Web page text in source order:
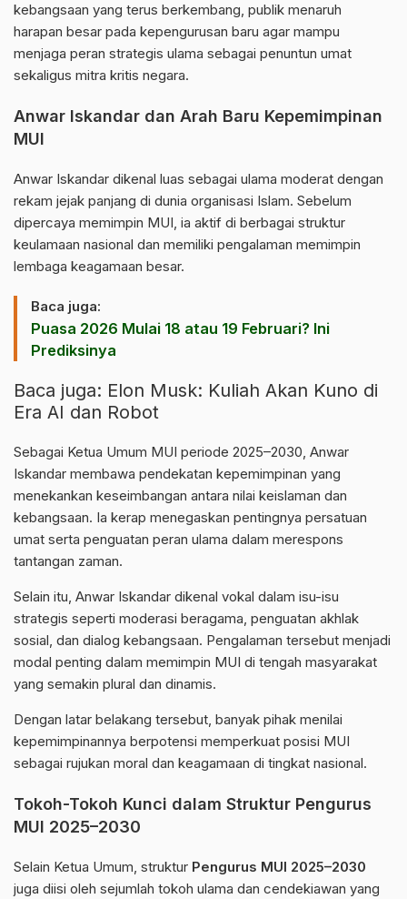
kebangsaan yang terus berkembang, publik menaruh
harapan besar pada kepengurusan baru agar mampu
menjaga peran strategis ulama sebagai penuntun umat
sekaligus mitra kritis negara.
Anwar Iskandar dan Arah Baru Kepemimpinan
MUI
Anwar Iskandar dikenal luas sebagai ulama moderat dengan
rekam jejak panjang di dunia organisasi Islam. Sebelum
dipercaya memimpin MUI, ia aktif di berbagai struktur
keulamaan nasional dan memiliki pengalaman memimpin
lembaga keagamaan besar.
Baca juga:
Puasa 2026 Mulai 18 atau 19 Februari? Ini
Prediksinya
Baca juga: Elon Musk: Kuliah Akan Kuno di
Era AI dan Robot
Sebagai Ketua Umum MUI periode 2025–2030, Anwar
Iskandar membawa pendekatan kepemimpinan yang
menekankan keseimbangan antara nilai keislaman dan
kebangsaan. Ia kerap menegaskan pentingnya persatuan
umat serta penguatan peran ulama dalam merespons
tantangan zaman.
Selain itu, Anwar Iskandar dikenal vokal dalam isu-isu
strategis seperti moderasi beragama, penguatan akhlak
sosial, dan dialog kebangsaan. Pengalaman tersebut menjadi
modal penting dalam memimpin MUI di tengah masyarakat
yang semakin plural dan dinamis.
Dengan latar belakang tersebut, banyak pihak menilai
kepemimpinannya berpotensi memperkuat posisi MUI
sebagai rujukan moral dan keagamaan di tingkat nasional.
Tokoh-Tokoh Kunci dalam Struktur Pengurus
MUI 2025–2030
Selain Ketua Umum, struktur Pengurus MUI 2025–2030
juga diisi oleh sejumlah tokoh ulama dan cendekiawan yang